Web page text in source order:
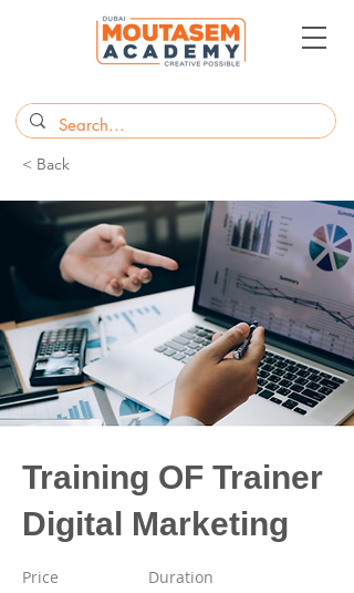
< Back
Training OF Trainer
Digital Marketing
Price Duration